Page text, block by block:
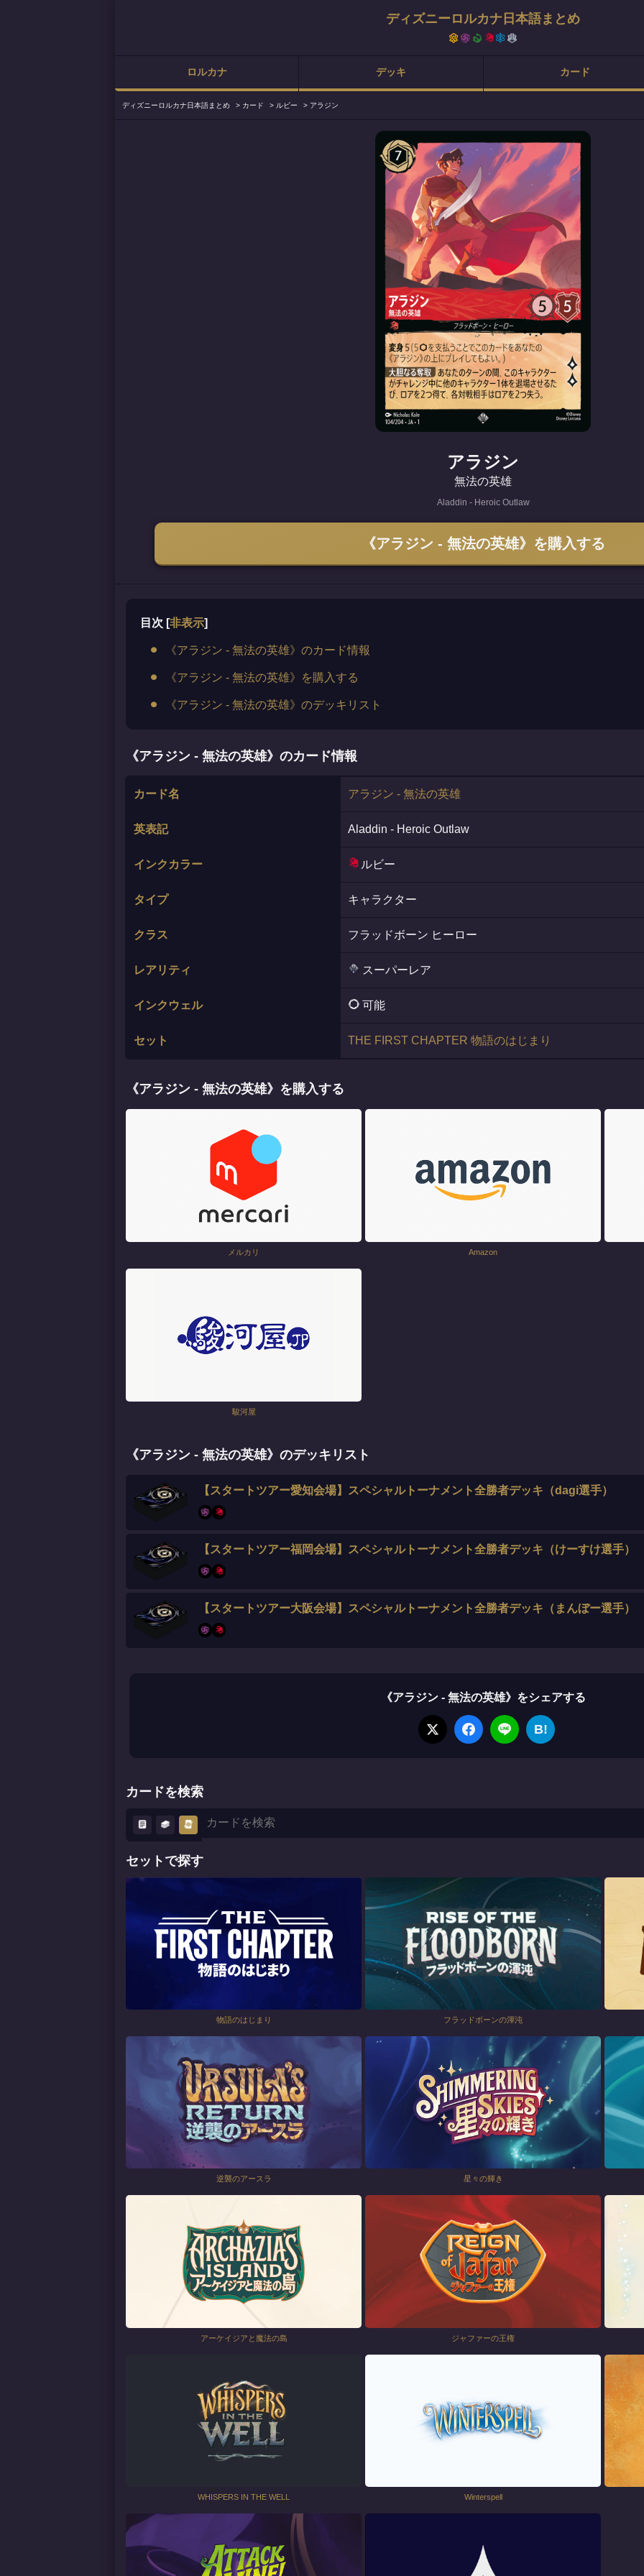
ディズニーロルカナ日本語まとめ
ロルカナ デッキ カード
ディズニーロルカナ日本語まとめ > カード > ルビー > アラジン
アラジン
無法の英雄
Aladdin - Heroic Outlaw
《アラジン - 無法の英雄》を購入する
目次 [非表示]
《アラジン - 無法の英雄》のカード情報
《アラジン - 無法の英雄》を購入する
《アラジン - 無法の英雄》のデッキリスト
《アラジン - 無法の英雄》のカード情報
カード名 アラジン - 無法の英雄
英表記 Aladdin - Heroic Outlaw
インクカラー ルビー
タイプ キャラクター
クラス フラッドボーン ヒーロー
レアリティ スーパーレア
インクウェル 可能
セット THE FIRST CHAPTER 物語のはじまり
《アラジン - 無法の英雄》を購入する
メルカリ Amazon
駿河屋
《アラジン - 無法の英雄》のデッキリスト
【スタートツアー愛知会場】スペシャルトーナメント全勝者デッキ（dagi選手）
【スタートツアー福岡会場】スペシャルトーナメント全勝者デッキ（けーすけ選手）
【スタートツアー大阪会場】スペシャルトーナメント全勝者デッキ（まんぼー選手）
《アラジン - 無法の英雄》をシェアする
B!
カードを検索
セットで探す
物語のはじまり フラッドボーンの渾沌
逆襲のアースラ 星々の輝き
アーケイジアと魔法の島 ジャファーの王権
WHISPERS IN THE WELL Winterspell